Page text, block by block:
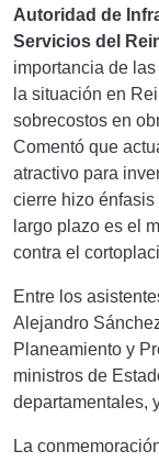
Autoridad de
Servicios del
importancia de
la situación en
sobrecostos en
Comentó que
atractivo para
cierre hizo
largo plazo es el
contra el
Entre los
Alejandro
Planeamiento y
ministros de
departamentales,
La